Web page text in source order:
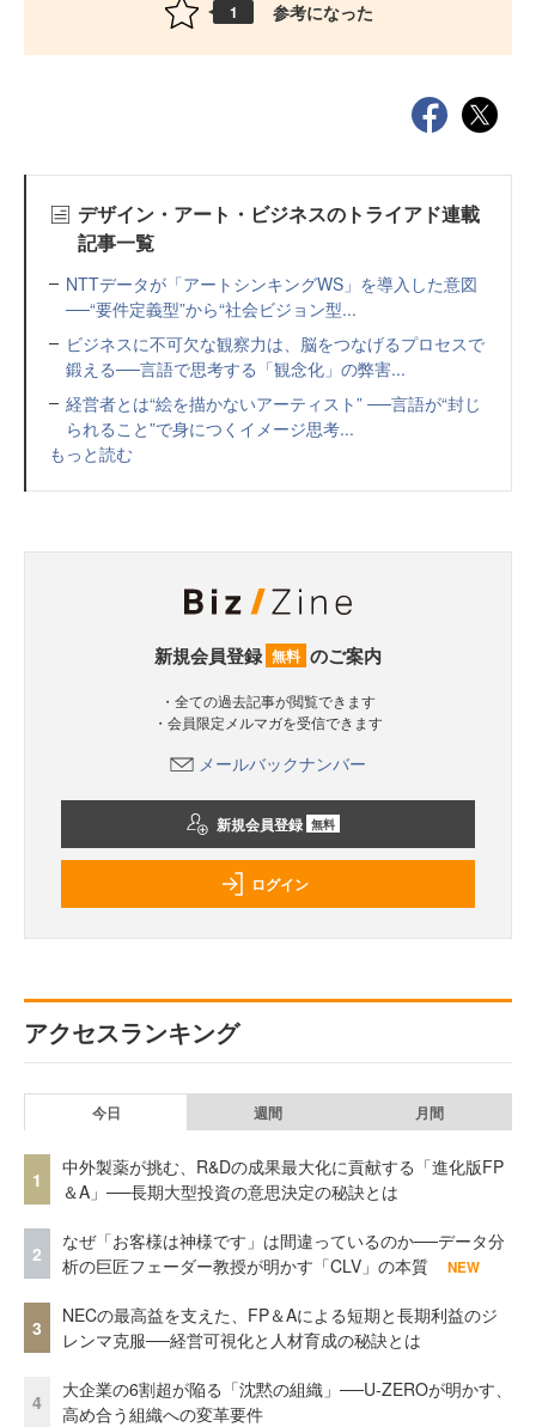
1 参考になった
デザイン・アート・ビジネスのトライアド連載
記事一覧
NTTデータが「アートシンキングWS」を導入した意図
──“要件定義型”から“社会ビジョン型...
ビジネスに不可欠な観察力は、脳をつなげるプロセスで
鍛える──言語で思考する「観念化」の弊害...
経営者とは“絵を描かないアーティスト” ──言語が“封じ
られること”で身につくイメージ思考...
もっと読む
新規会員登録 無料 のご案内
・全ての過去記事が閲覧できます
・会員限定メルマガを受信できます
メールバックナンバー
新規会員登録 無料
ログイン
アクセスランキング
今日 週間 月間
1
中外製薬が挑む、R&Dの成果最大化に貢献する「進化版FP
＆A」──長期大型投資の意思決定の秘訣とは
2
なぜ「お客様は神様です」は間違っているのか──データ分
析の巨匠フェーダー教授が明かす「CLV」の本質
NEW
3
NECの最高益を支えた、FP＆Aによる短期と長期利益のジ
レンマ克服──経営可視化と人材育成の秘訣とは
4
大企業の6割超が陥る「沈黙の組織」──U-ZEROが明かす、
高め合う組織への変革要件